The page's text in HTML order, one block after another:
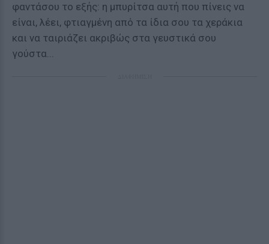
φαντάσου το εξής: η μπυρίτσα αυτή που πίνεις να
είναι, λέει, φτιαγμένη από τα ίδια σου τα χεράκια
και να ταιριάζει ακριβώς στα γευστικά σου
γούστα...